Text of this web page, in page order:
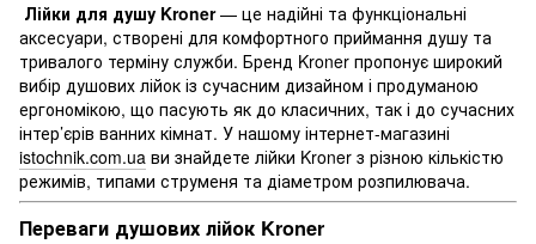
Лійки для душу Kroner— це надійні та функціональні
аксесуари, створені для комфортного приймання душу та
тривалого терміну служби. Бренд Kroner пропонує широкий
вибір душових лійок із сучасним дизайном і продуманою
ергономікою, що пасують як до класичних, так і до сучасних
інтер’єрів ванних кімнат. У нашому інтернет-магазині
istochnik.com.ua ви знайдете лійки Kroner з різною кількістю
режимів, типами струменя та діаметром розпилювача.
Переваги душових лійок Kroner